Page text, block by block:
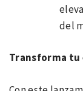
del
Transforma